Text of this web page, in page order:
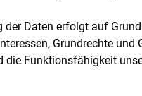
der Daten erfolgt auf
Grundrechte
die Funktionsfähigkeit